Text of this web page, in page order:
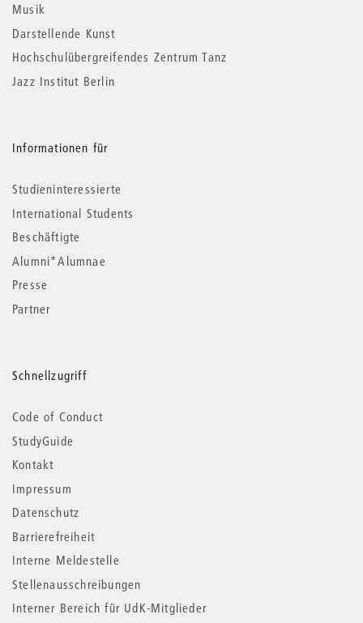
Musik
Darstellende Kunst
Hochschulübergreifendes Zentrum Tanz
Jazz Institut Berlin
Informationen für
Studieninteressierte
International Students
Beschäftigte
Alumni*Alumnae
Presse
Partner
Schnellzugriff
Code of Conduct
StudyGuide
Kontakt
Impressum
Datenschutz
Barrierefreiheit
Interne Meldestelle
Stellenausschreibungen
Interner Bereich für UdK-Mitglieder